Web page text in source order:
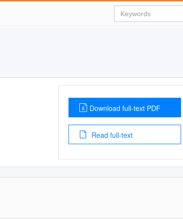
Download full-text PDF
Read full-text